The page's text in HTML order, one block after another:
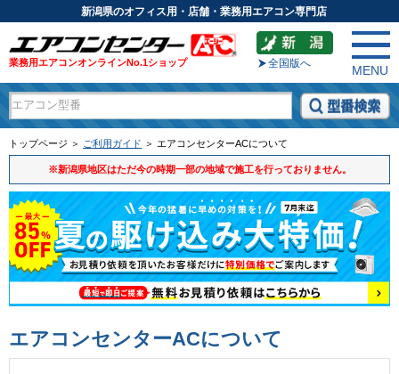
新潟県のオフィス用・店舗・業務用エアコン専門店
業務用エアコンオンラインNo.1ショップ 全国版へ
MENU
トップページ ＞ ご利用ガイド ＞ エアコンセンターACについて
※新潟県地区はただ今の時期一部の地域で施工を行っておりません。
エアコンセンターACについて